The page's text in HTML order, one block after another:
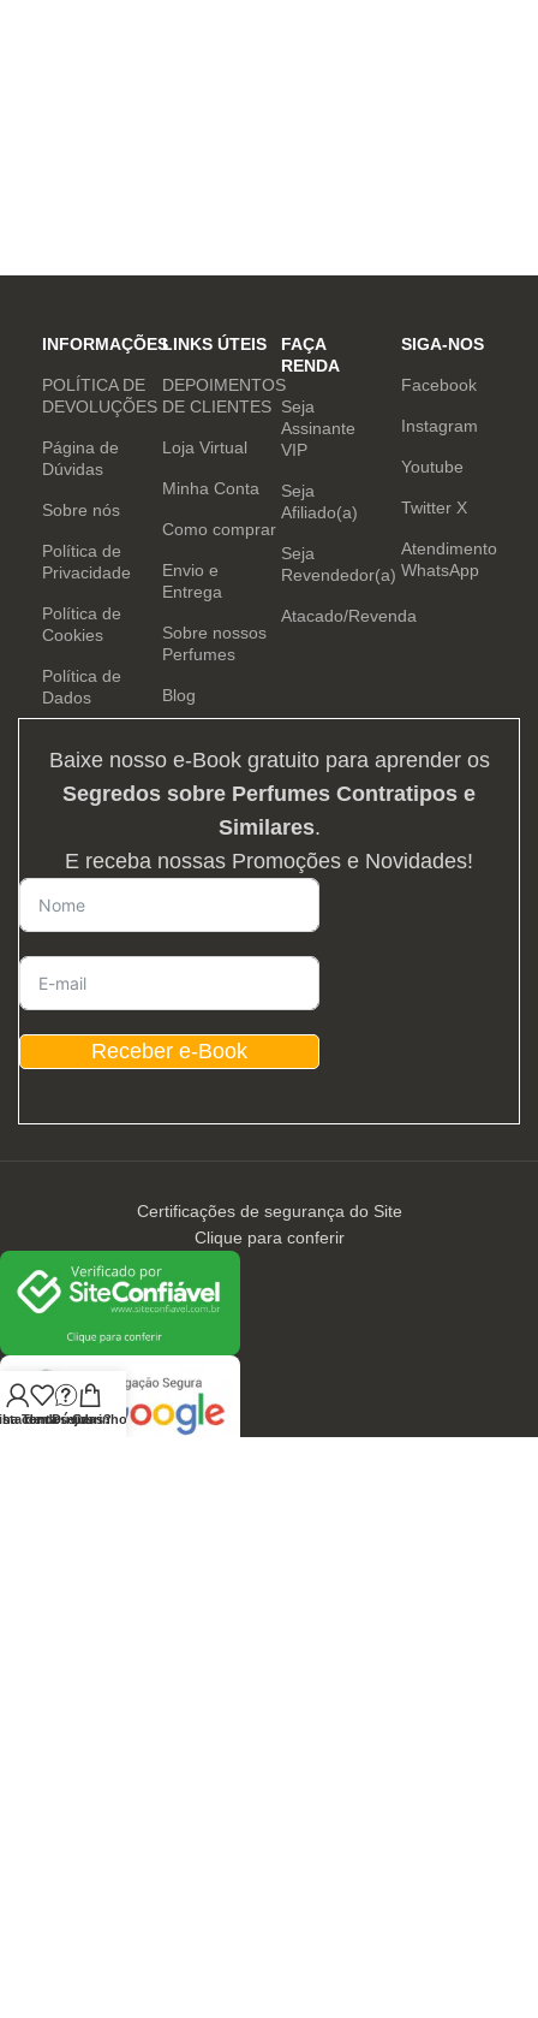
INFORMAÇÕES
POLÍTICA DE
DEVOLUÇÕES
Página de
Dúvidas
Sobre nós
Política de
Privacidade
Política de
Cookies
Política de
Dados
LINKS ÚTEIS
DEPOIMENTOS
DE CLIENTES
Loja Virtual
Minha Conta
Como comprar
Envio e
Entrega
Sobre nossos
Perfumes
Blog
FAÇA
RENDA
Seja
Assinante
VIP
Seja
Afiliado(a)
Seja
Revendedor(a)
Atacado/Revenda
SIGA-NOS
Facebook
Instagram
Youtube
Twitter X
Atendimento
WhatsApp
Baixe nosso e-Book gratuito para aprender os
Segredos sobre Perfumes Contratipos e
Similares.
E receba nossas Promoções e Novidades!
Receber e-Book
Certificações de segurança do Site
Clique para conferir
conta
de desejos
Tem Dúvidas?
Carrinho